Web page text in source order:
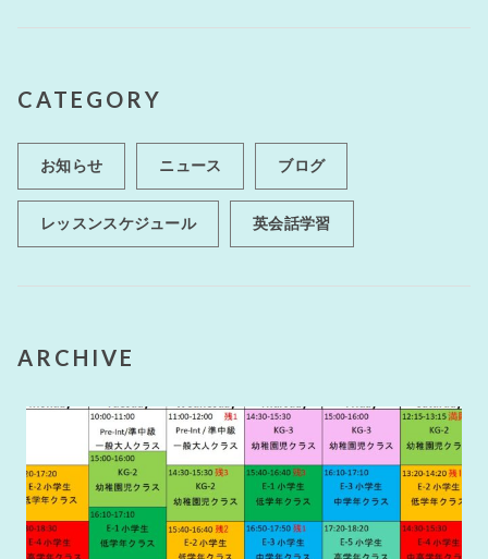
CATEGORY
お知らせ ニュース ブログ
レッスンスケジュール 英会話学習
ARCHIVE